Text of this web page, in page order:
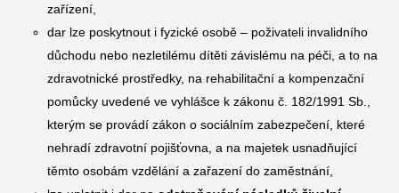
zařízení,
dar lze poskytnout i fyzické osobě – poživateli invalidního
důchodu nebo nezletilému dítěti závislému na péči, a to na
zdravotnické prostředky, na rehabilitační a kompenzační
pomůcky uvedené ve vyhlášce k zákonu č. 182/1991 Sb.,
kterým se provádí zákon o sociálním zabezpečení, které
nehradí zdravotní pojišťovna, a na majetek usnadňující
těmto osobám vzdělání a zařazení do zaměstnání,